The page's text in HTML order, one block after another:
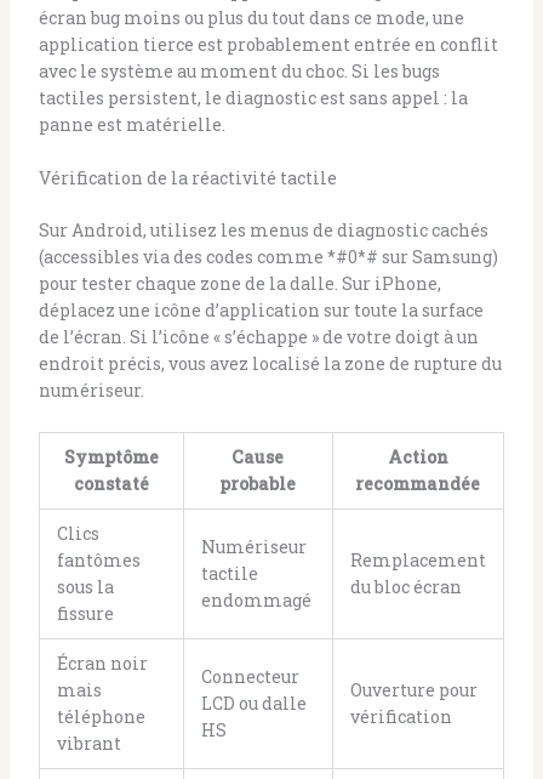
écran bug moins ou plus du tout dans ce mode, une
application tierce est probablement entrée en conflit
avec le système au moment du choc. Si les bugs
tactiles persistent, le diagnostic est sans appel : la
panne est matérielle.
Vérification de la réactivité tactile
Sur Android, utilisez les menus de diagnostic cachés
(accessibles via des codes comme *#0*# sur Samsung)
pour tester chaque zone de la dalle. Sur iPhone,
déplacez une icône d’application sur toute la surface
de l’écran. Si l’icône « s’échappe » de votre doigt à un
endroit précis, vous avez localisé la zone de rupture du
numériseur.
Symptôme
constaté
Cause
probable
Action
recommandée
Clics
fantômes
sous la
fissure
Numériseur
tactile
endommagé
Remplacement
du bloc écran
Écran noir
mais
téléphone
vibrant
Connecteur
LCD ou dalle
HS
Ouverture pour
vérification